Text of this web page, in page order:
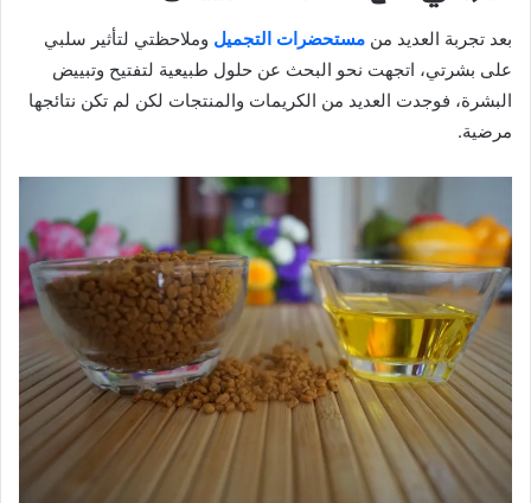
بعد تجربة العديد من مستحضرات التجميل وملاحظتي لتأثير سلبي
على بشرتي، اتجهت نحو البحث عن حلول طبيعية لتفتيح وتبييض
البشرة، فوجدت العديد من الكريمات والمنتجات لكن لم تكن نتائجها
مرضية.